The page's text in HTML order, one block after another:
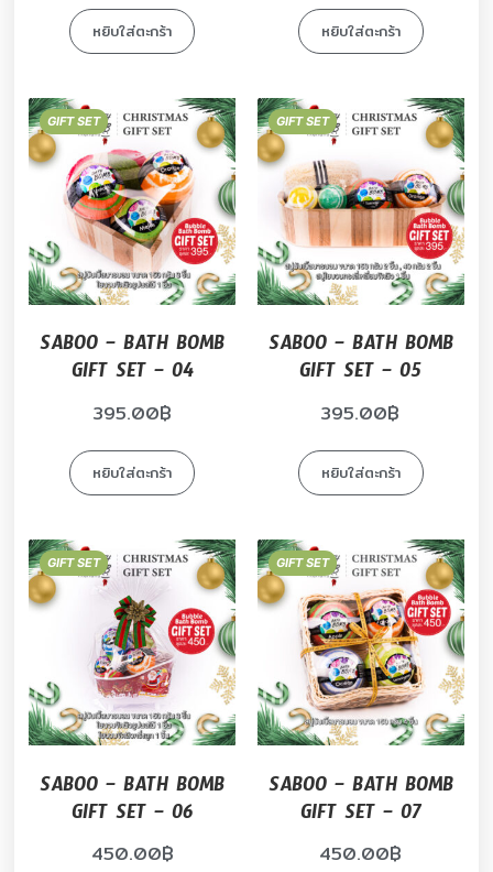
หยิบใส่ตะกร้า หยิบใส่ตะกร้า
GIFT SET
SABOO – BATH BOMB
GIFT SET – 04
395.00฿
หยิบใส่ตะกร้า
GIFT SET
SABOO – BATH BOMB
GIFT SET – 05
395.00฿
หยิบใส่ตะกร้า
GIFT SET
SABOO – BATH BOMB
GIFT SET – 06
450.00฿
GIFT SET
SABOO – BATH BOMB
GIFT SET – 07
450.00฿